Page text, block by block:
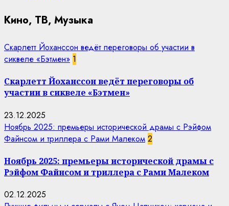
Кино, ТВ, Музыка
Скарлетт Йоханссон ведёт переговоры об участии в
сиквеле «Бэтмен» 1
Скарлетт Йоханссон ведёт переговоры об
участии в сиквеле «Бэтмен»
23.12.2025
Ноябрь 2025: премьеры исторической драмы с Рэйфом
Файнсом и триллера с Рами Малеком 2
Ноябрь 2025: премьеры исторической драмы с
Рэйфом Файнсом и триллера с Рами Малеком
02.12.2025